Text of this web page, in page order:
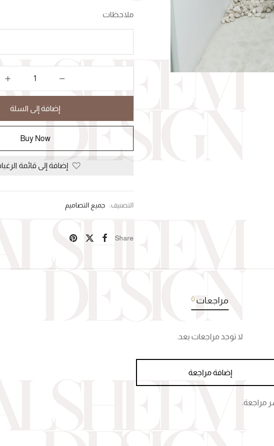
ملاحظات
إضافة إلى السلة
Buy Now
إضافة إلى قائمة
التصنيف: جميع التصاميم
Share
مراجعات 0
لا توجد مراجعات بعد.
إضافة مراجعة
مراجعة.